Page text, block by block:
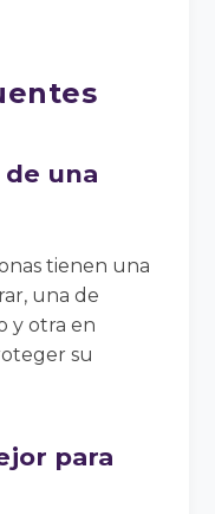
una
tienen una
una de
y otra en
su
para